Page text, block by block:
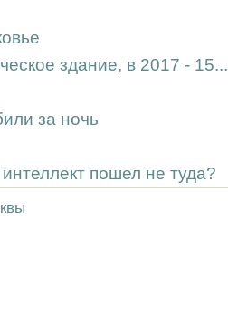
здание, в 2017 - 15...
за ночь
пошел не туда?